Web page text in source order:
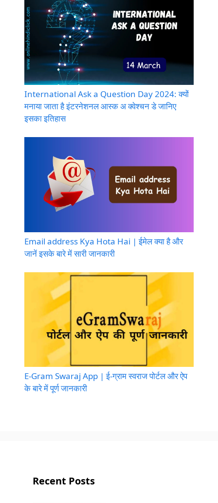
International Ask a Question Day 2024: क्यों
मनाया जाता है इंटरनेशनल आस्क अ क्वेश्चन डे जानिए
इसका इतिहास
Email address Kya Hota Hai | ईमेल क्या है और
जानें इसके बारे में सारी जानकारी
E-Gram Swaraj App | ई-ग्राम स्वराज पोर्टल और ऐप
के बारे में पूर्ण जानकारी
Recent Posts